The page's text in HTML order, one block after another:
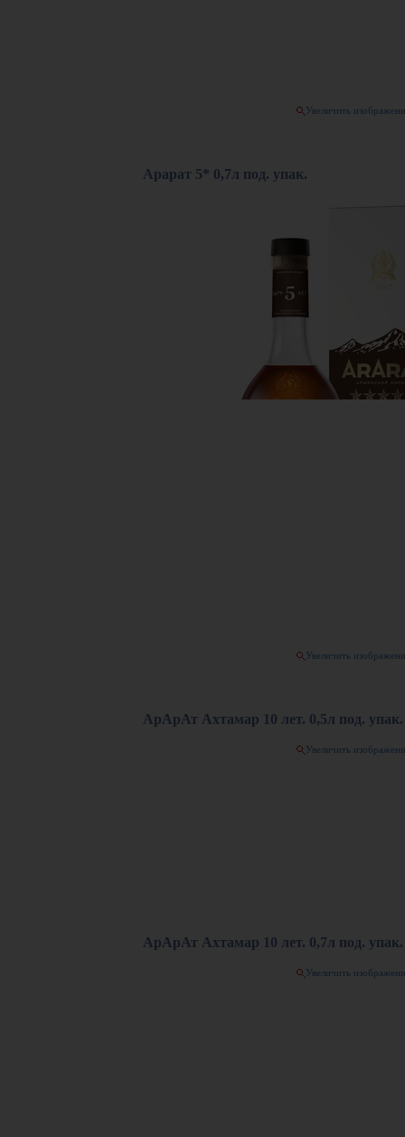
Увеличить
Арарат 5* 0,7л под. упак.
Увеличить
АрАрАт Ахтамар 10 лет. 0,5л под. упак.
Увеличить
АрАрАт Ахтамар 10 лет. 0,7л под. упак.
Увеличить